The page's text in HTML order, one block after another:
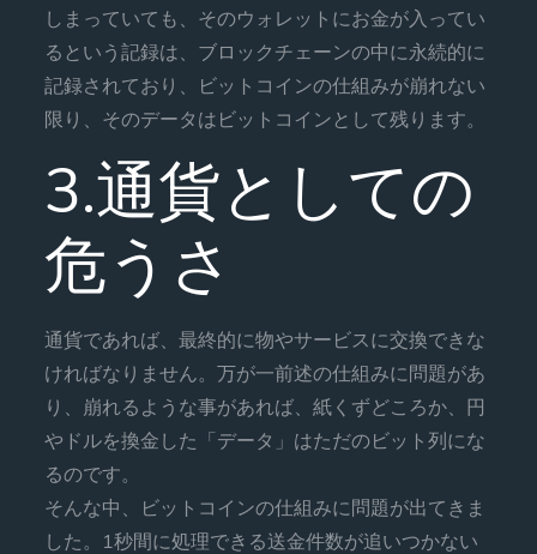
しまっていても、そのウォレットにお金が入ってい
るという記録は、ブロックチェーンの中に永続的に
記録されており、ビットコインの仕組みが崩れない
限り、そのデータはビットコインとして残ります。
3.通貨としての
危うさ
通貨であれば、最終的に物やサービスに交換できな
ければなりません。万が一前述の仕組みに問題があ
り、崩れるような事があれば、紙くずどころか、円
やドルを換金した「データ」はただのビット列にな
るのです。
そんな中、ビットコインの仕組みに問題が出てきま
した。1秒間に処理できる送金件数が追いつかない